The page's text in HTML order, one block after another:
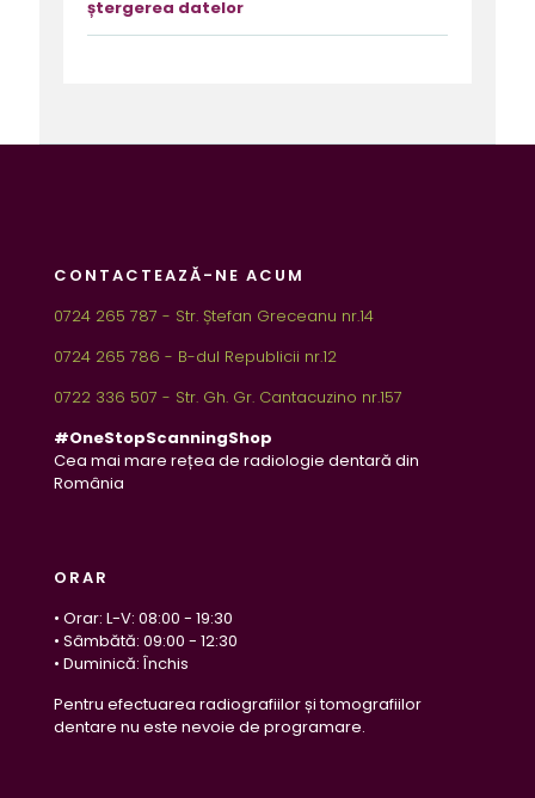
ștergerea datelor
CONTACTEAZĂ-NE ACUM
0724 265 787 - Str. Ștefan Greceanu nr.14
0724 265 786 - B-dul Republicii nr.12
0722 336 507 - Str. Gh. Gr. Cantacuzino nr.157
#OneStopScanningShop
Cea mai mare rețea de radiologie dentară din
România
ORAR
• Orar: L-V: 08:00 - 19:30
• Sâmbătă: 09:00 - 12:30
• Duminică: Închis
Pentru efectuarea radiografiilor și tomografiilor
dentare nu este nevoie de programare.